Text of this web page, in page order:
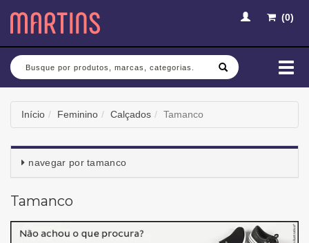
(0)
Busca
Início Feminino Calçados Tamanco
navegar portamanco
Tamanco